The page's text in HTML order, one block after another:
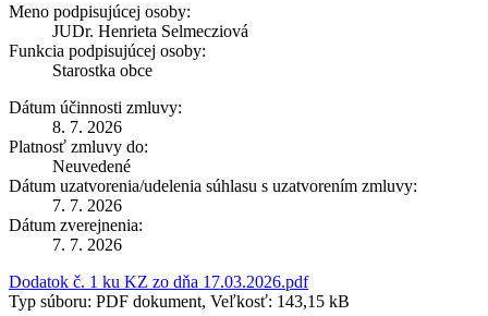
Meno podpisujúcej osoby:
JUDr. Henrieta Selmecziová
Funkcia podpisujúcej osoby:
Starostka obce
Dátum účinnosti zmluvy:
8. 7. 2026
Platnosť zmluvy do:
Neuvedené
Dátum uzatvorenia/udelenia súhlasu s uzatvorením zmluvy:
7. 7. 2026
Dátum zverejnenia:
7. 7. 2026
Dodatok č. 1 ku KZ zo dňa 17.03.2026.pdf
Typ súboru: PDF dokument, Veľkosť: 143,15 kB